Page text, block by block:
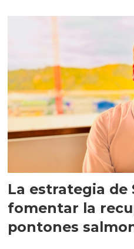
La estrategia de
fomentar la
pontones